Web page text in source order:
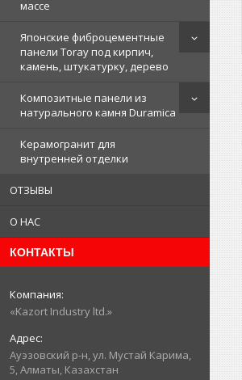
массе
Японские фиброцементные
панели Toray под кирпич,
камень, штукатурку, дерево
Композитные панели из
натурального камня Duramica
Керамогранит для
внутренней отделки
ОТЗЫВЫ
О НАС
КОНТАКТЫ
«Kazort Industry ltd.»
​Ауэзовский р-н, ул. Мустай Карима,
5, Алматы, Казахстан